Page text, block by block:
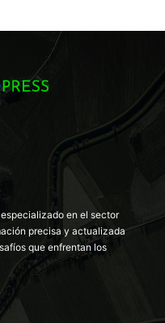
en el sector
precisa y actualizada
que enfrentan los